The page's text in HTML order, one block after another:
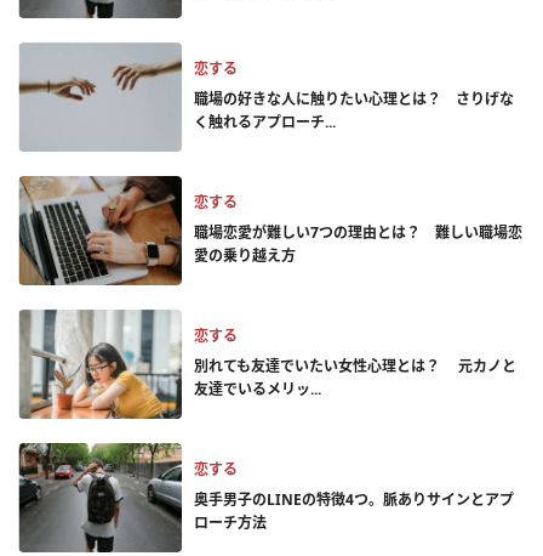
恋する
職場の好きな人に触りたい心理とは？ さりげな
く触れるアプローチ...
恋する
職場恋愛が難しい7つの理由とは？ 難しい職場恋
愛の乗り越え方
恋する
別れても友達でいたい女性心理とは？ 元カノと
友達でいるメリッ...
恋する
奥手男子のLINEの特徴4つ。脈ありサインとアプ
ローチ方法